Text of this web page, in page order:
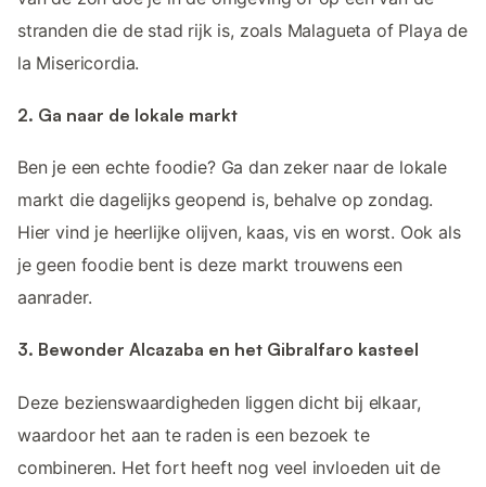
stranden die de stad rijk is, zoals Malagueta of Playa de
la Misericordia.
2. Ga naar de lokale markt
Ben je een echte foodie? Ga dan zeker naar de lokale
markt die dagelijks geopend is, behalve op zondag.
Hier vind je heerlijke olijven, kaas, vis en worst. Ook als
je geen foodie bent is deze markt trouwens een
aanrader.
3. Bewonder Alcazaba en het Gibralfaro kasteel
Deze bezienswaardigheden liggen dicht bij elkaar,
waardoor het aan te raden is een bezoek te
combineren. Het fort heeft nog veel invloeden uit de